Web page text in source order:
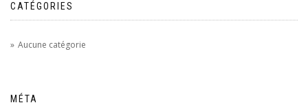
CATÉGORIES
Aucune catégorie
MÉTA